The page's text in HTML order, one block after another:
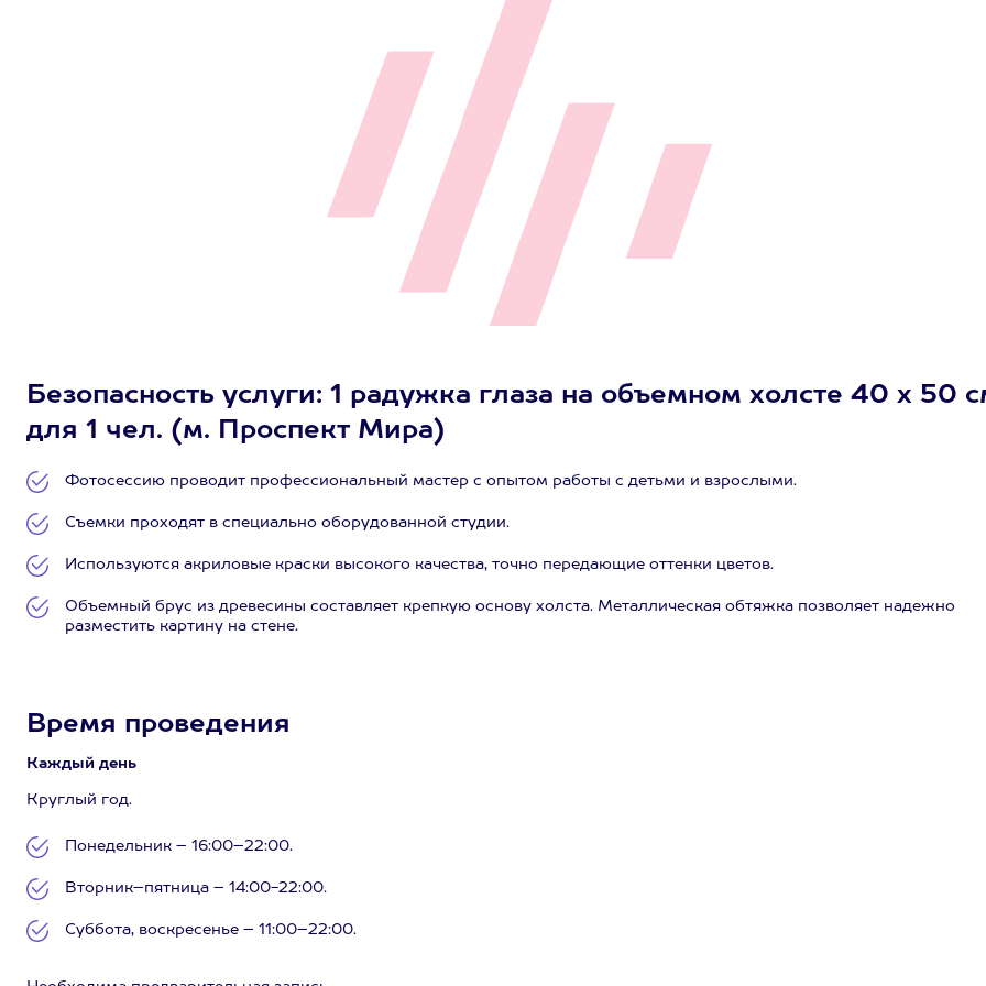
Безопасность услуги: 1 радужка глаза на объемном холсте 40 х 50
для 1 чел. (м. Проспект Мира)
Фотосессию проводит профессиональный мастер с опытом работы с детьми и взрослыми.
Съемки проходят в специально оборудованной студии.
Используются акриловые краски высокого качества, точно передающие оттенки цветов.
Объемный брус из древесины составляет крепкую основу холста. Металлическая обтяжка позволяет надежно
разместить картину на стене.
Время проведения
Каждый день
Круглый год.
Понедельник – 16:00–22:00.
Вторник–пятница – 14:00-22:00.
Суббота, воскресенье – 11:00–22:00.